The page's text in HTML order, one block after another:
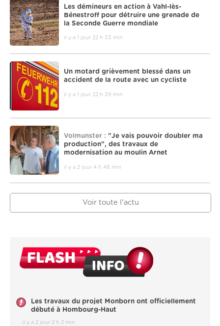
Les démineurs en action à Vahl-lès-
Bénestroff pour détruire une grenade de
la Seconde Guerre mondiale
il y a 1 jour 22 h 33 min
Un motard grièvement blessé dans un
accident de la route avec un cycliste
il y a 1 jour 22 h 39 min
Volmunster : "Je vais pouvoir doubler ma
production", des travaux de
modernisation au moulin Arnet
il y a 2 jour 4 h 48 min
Voir toute l'actu
Les travaux du projet Monborn ont officiellement
débuté à Hombourg-Haut
il y a 2 jour 2 h 2 min